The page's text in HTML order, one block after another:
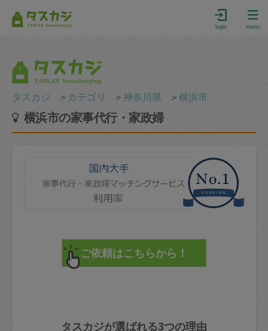
login menu
タスカジ ＞ カテゴリ ＞神奈川県 ＞横浜市
横浜市の家事代行・家政婦
タスカジが選ばれる3つの理由